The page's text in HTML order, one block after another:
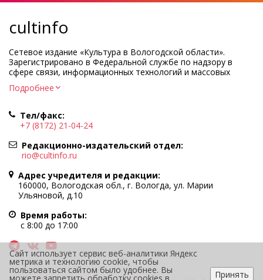
cultinfo
Сетевое издание «Культура в Вологодской области».
Зарегистрировано в Федеральной службе по надзору в
сфере связи, информационных технологий и массовых
Регистрационный номер и дата принятия решения о
Учредитель КУ ВО «Информационно-аналитический центр
культуры»
Адрес учредителя и редакции: 160000, Вологодская обл., г.
Вологда, ул. Марии Ульяновой, д.10
Главный редактор — Легчанова Елена Григорьевна
Политика в отношении обработки персональных данных
При полном или частичном использовании информации
портала гиперссылка на cultinfo.ru обязательна.
Редакция не несет ответственности за достоверность
информации, содержащейся в рекламных объявлениях.
12+
Подробнее
Тел/факс:
+7 (8172) 21-04-24
Редакционно-издательский отдел:
rio@cultinfo.ru
Адрес учредителя и редакции:
160000, Вологодская обл., г. Вологда, ул. Марии
Ульяновой, д.10
Время работы:
с 8:00 до 17:00
Сайт использует сервис веб-аналитики Яндекс
метрика и технологию cookie, чтобы
пользоваться сайтом было удобнее. Вы Принять